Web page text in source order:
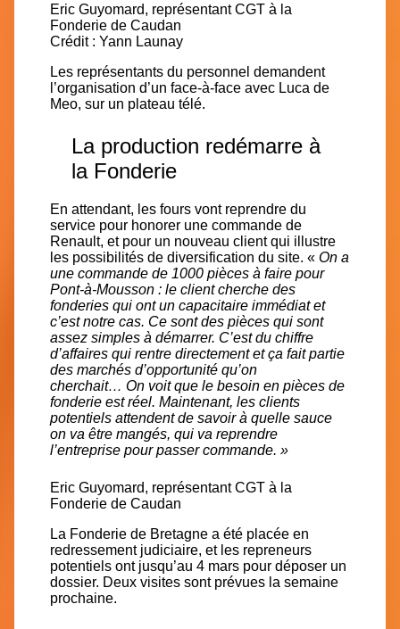
Eric Guyomard, représentant CGT à la
Fonderie de Caudan
Crédit : Yann Launay
Les représentants du personnel demandent
l’organisation d’un face-à-face avec Luca de
Meo, sur un plateau télé.
La production redémarre à
la Fonderie
En attendant, les fours vont reprendre du
service pour honorer une commande de
Renault, et pour un nouveau client qui illustre
les possibilités de diversification du site. « On a
une commande de 1000 pièces à faire pour
Pont-à-Mousson : le client cherche des
fonderies qui ont un capacitaire immédiat et
c’est notre cas. Ce sont des pièces qui sont
assez simples à démarrer. C’est du chiffre
d’affaires qui rentre directement et ça fait partie
des marchés d’opportunité qu’on
cherchait… On voit que le besoin en pièces de
fonderie est réel. Maintenant, les clients
potentiels attendent de savoir à quelle sauce
on va être mangés, qui va reprendre
l’entreprise pour passer commande. »
Eric Guyomard, représentant CGT à la
Fonderie de Caudan
La Fonderie de Bretagne a été placée en
redressement judiciaire, et les repreneurs
potentiels ont jusqu’au 4 mars pour déposer un
dossier. Deux visites sont prévues la semaine
prochaine.